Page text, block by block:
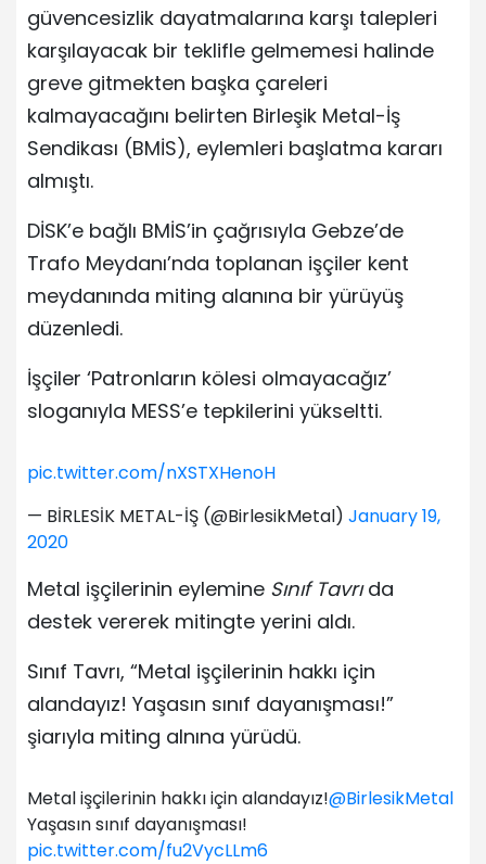
güvencesizlik dayatmalarına karşı talepleri
karşılayacak bir teklifle gelmemesi halinde
greve gitmekten başka çareleri
kalmayacağını belirten Birleşik Metal-İş
Sendikası (BMİS), eylemleri başlatma kararı
almıştı.
DİSK’e bağlı BMİS’in çağrısıyla Gebze’de
Trafo Meydanı’nda toplanan işçiler kent
meydanında miting alanına bir yürüyüş
düzenledi.
İşçiler ‘Patronların kölesi olmayacağız’
sloganıyla MESS’e tepkilerini yükseltti.
pic.twitter.com/nXSTXHenoH
— BİRLESİK METAL-İŞ (@BirlesikMetal) January 19,
2020
Metal işçilerinin eylemine Sınıf Tavrıda
destek vererek mitingte yerini aldı.
Sınıf Tavrı, “Metal işçilerinin hakkı için
alandayız! Yaşasın sınıf dayanışması!”
şiarıyla miting alnına yürüdü.
Metal işçilerinin hakkı için alandayız!@BirlesikMetal
Yaşasın sınıf dayanışması!
pic.twitter.com/fu2VycLLm6